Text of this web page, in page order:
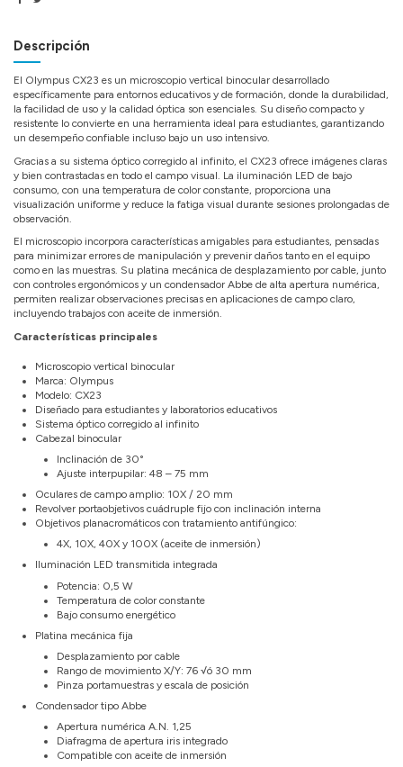
Descripción
El Olympus CX23 es un microscopio vertical binocular desarrollado
específicamente para entornos educativos y de formación, donde la durabilidad,
la facilidad de uso y la calidad óptica son esenciales. Su diseño compacto y
resistente lo convierte en una herramienta ideal para estudiantes, garantizando
un desempeño confiable incluso bajo un uso intensivo.
Gracias a su sistema óptico corregido al infinito, el CX23 ofrece imágenes claras
y bien contrastadas en todo el campo visual. La iluminación LED de bajo
consumo, con una temperatura de color constante, proporciona una
visualización uniforme y reduce la fatiga visual durante sesiones prolongadas de
observación.
El microscopio incorpora características amigables para estudiantes, pensadas
para minimizar errores de manipulación y prevenir daños tanto en el equipo
como en las muestras. Su platina mecánica de desplazamiento por cable, junto
con controles ergonómicos y un condensador Abbe de alta apertura numérica,
permiten realizar observaciones precisas en aplicaciones de campo claro,
incluyendo trabajos con aceite de inmersión.
Características principales
Microscopio vertical binocular
Marca: Olympus
Modelo: CX23
Diseñado para estudiantes y laboratorios educativos
Sistema óptico corregido al infinito
Cabezal binocular
Inclinación de 30°
Ajuste interpupilar: 48 – 75 mm
Oculares de campo amplio: 10X / 20 mm
Revolver portaobjetivos cuádruple fijo con inclinación interna
Objetivos planacromáticos con tratamiento antifúngico:
4X, 10X, 40X y 100X (aceite de inmersión)
Iluminación LED transmitida integrada
Potencia: 0,5 W
Temperatura de color constante
Bajo consumo energético
Platina mecánica fija
Desplazamiento por cable
Rango de movimiento X/Y: 76 √ó 30 mm
Pinza portamuestras y escala de posición
Condensador tipo Abbe
Apertura numérica A.N. 1,25
Diafragma de apertura iris integrado
Compatible con aceite de inmersión